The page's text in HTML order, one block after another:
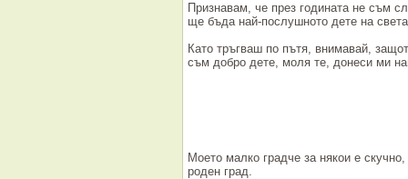
Признавам, че през годината не съм
ще бъда най-послушното дете на
Като тръгваш по пътя, внимавай,
съм добро дете, моля те, донеси ми
Моето малко градче за някои е
роден град.